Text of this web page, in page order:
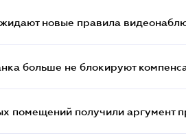
новые правила
больше не блокируют
помещений получили аргумент